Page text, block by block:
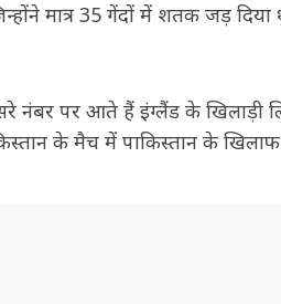
मात्र 35 गेंदों में शतक जड़ दिया
नंबर पर आते हैं इंग्लैंड के खिलाड़ी
के मैच में पाकिस्तान के खिलाफ